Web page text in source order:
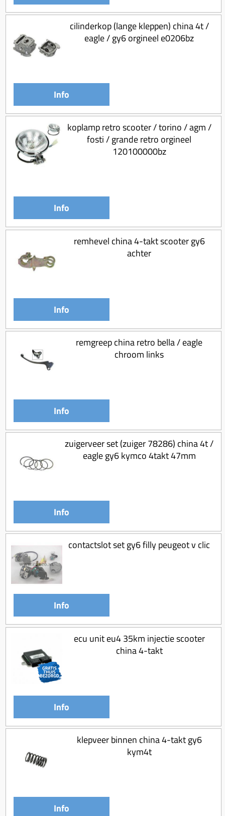
cilinderkop (lange kleppen) china 4t /
eagle / gy6 orgineel e0206bz
Info
koplamp retro scooter / torino / agm /
fosti / grande retro orgineel
120100000bz
Info
remhevel china 4-takt scooter gy6
achter
Info
remgreep china retro bella / eagle
chroom links
Info
zuigerveer set (zuiger 78286) china 4t /
eagle gy6 kymco 4takt 47mm
Info
contactslot set gy6 filly peugeot v clic
Info
ecu unit eu4 35km injectie scooter
china 4-takt
Info
klepveer binnen china 4-takt gy6
kym4t
Info